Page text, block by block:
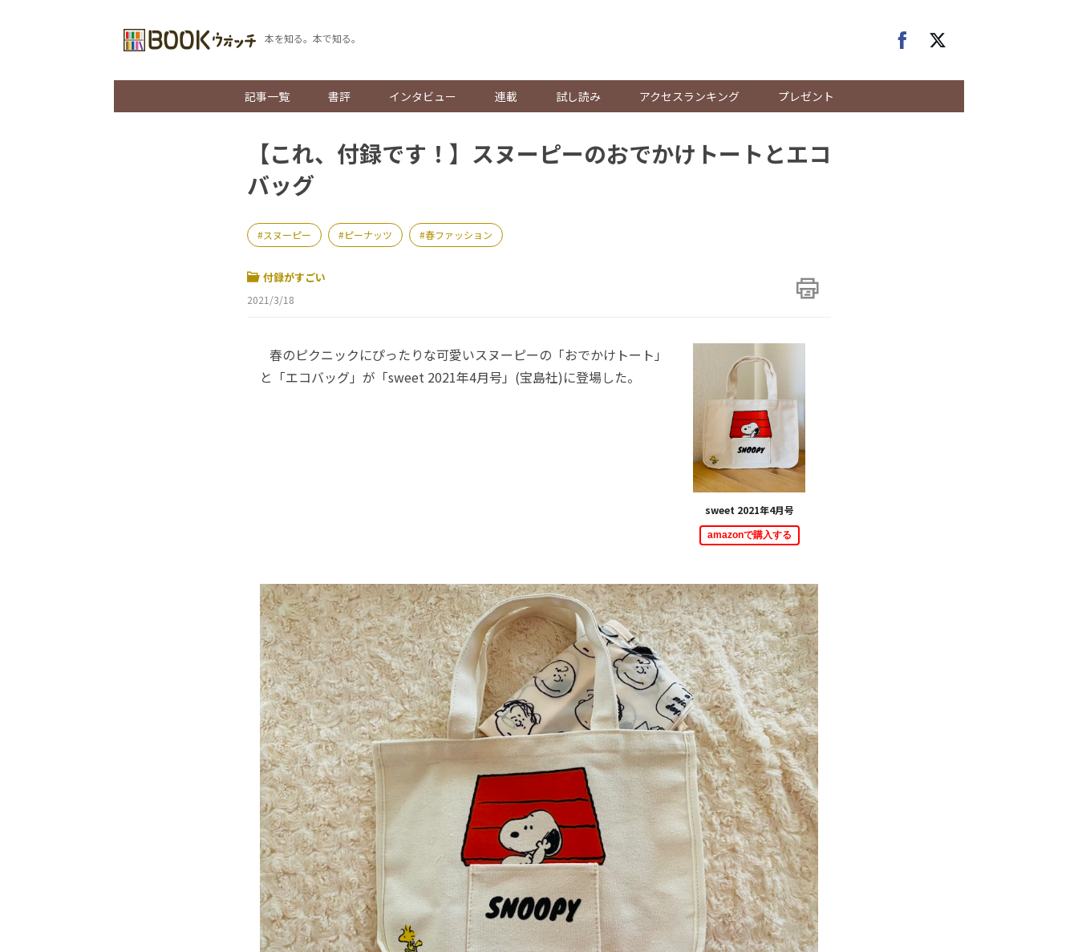
本を知る。本で知る。
記事一覧 書評 インタビュー 連載 試し読み アクセスランキング プレゼント
【これ、付録です！】スヌーピーのおでかけトートとエコ
バッグ
スヌーピー ピーナッツ 春ファッション
付録がすごい
2021/3/18
sweet 2021年4月号
amazonで購入する
春のピクニックにぴったりな可愛いスヌーピーの「おでかけトート」
と「エコバッグ」が「sweet 2021年4月号」(宝島社)に登場した。